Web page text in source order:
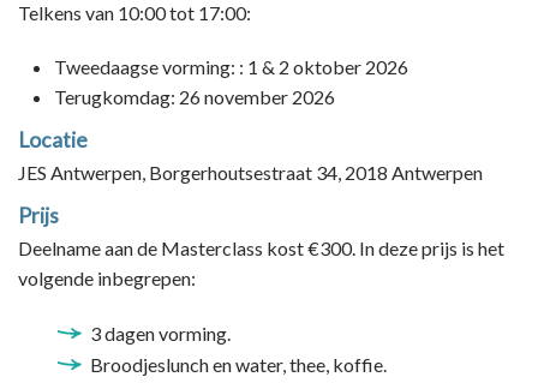
Telkens van 10:00 tot 17:00:
Tweedaagse vorming: : 1 & 2 oktober 2026
Terugkomdag: 26 november 2026
Locatie
JES Antwerpen, Borgerhoutsestraat 34, 2018 Antwerpen
Prijs
Deelname aan de Masterclass kost €300. In deze prijs is het
volgende inbegrepen:
3 dagen vorming.
Broodjeslunch en water, thee, koffie.